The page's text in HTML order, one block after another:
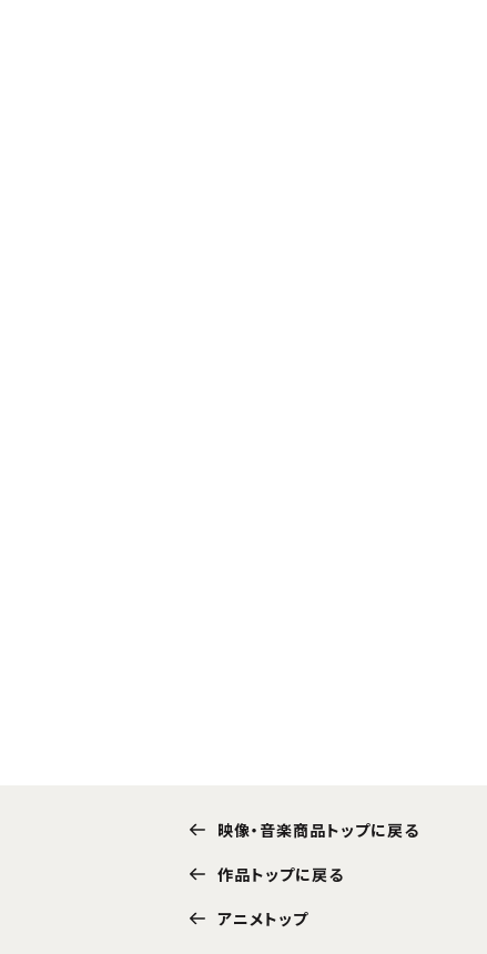
映像・音楽商品トップに戻る
作品トップに戻る
アニメトップ